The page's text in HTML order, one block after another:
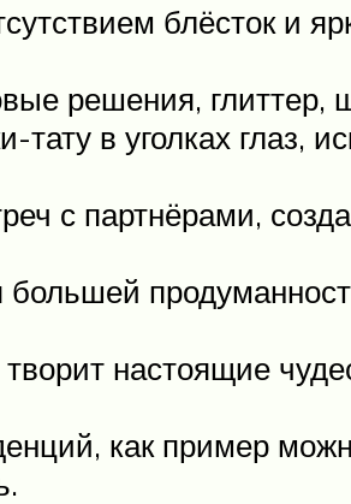
блёсток и
решения, глиттер,
в уголках глаз,
с партнёрами,
большей
настоящие
как пример